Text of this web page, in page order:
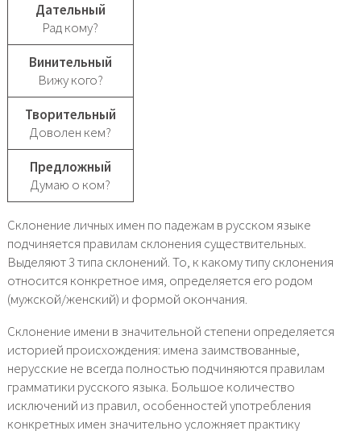
Дательный
Рад кому?
Винительный
Вижу кого?
Творительный
Доволен кем?
Предложный
Думаю о ком?
Склонение личных имен по падежам в русском языке
подчиняется правилам склонения существительных.
Выделяют 3 типа склонений. То, к какому типу склонения
относится конкретное имя, определяется его родом
(мужской/женский) и формой окончания.
Склонение имени в значительной степени определяется
историей происхождения: имена заимствованные,
нерусские не всегда полностью подчиняются правилам
грамматики русского языка. Большое количество
исключений из правил, особенностей употребления
конкретных имен значительно усложняет практику